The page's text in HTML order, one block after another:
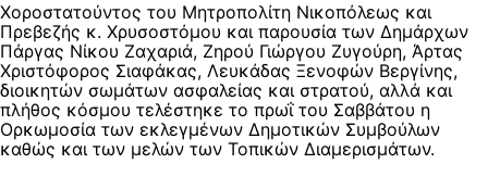
Χοροστατούντος του Μητροπολίτη Νικοπόλεως και
Πρεβεζής κ. Χρυσοστόμου και παρουσία των Δημάρχων
Πάργας Νίκου Ζαχαριά, Ζηρού Γιώργου Ζυγούρη, Άρτας
Χριστόφορος Σιαφάκας, Λευκάδας Ξενοφών Βεργίνης,
διοικητών σωμάτων ασφαλείας και στρατού, αλλά και
πλήθος κόσμου τελέστηκε το πρωΐ του Σαββάτου η
Ορκωμοσία των εκλεγμένων Δημοτικών Συμβούλων
καθώς και των μελών των Τοπικών Διαμερισμάτων.